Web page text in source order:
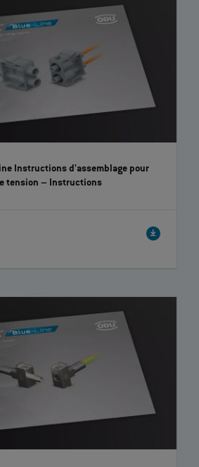
Instructions d'assemblage pour
tension – Instructions